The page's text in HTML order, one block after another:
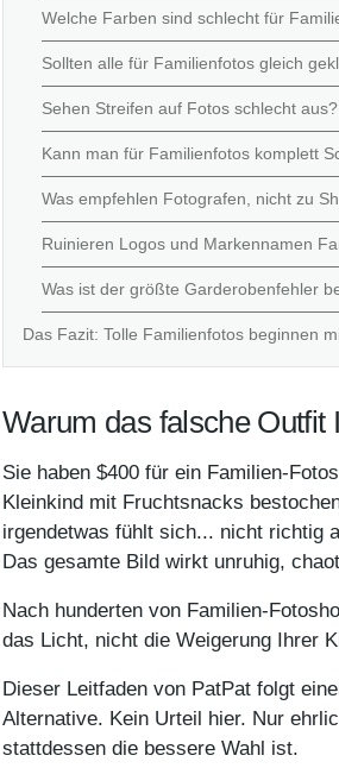
Welche Farben sind schlecht für
Sollten alle für Familienfotos gleich
Sehen Streifen auf Fotos schlecht aus?
Kann man für Familienfotos komplett
Was empfehlen Fotografen, nicht zu
Ruinieren Logos und Markennamen
Was ist der größte Garderobenfehler
Das Fazit: Tolle Familienfotos beginnen
Warum das falsche Outfit
Sie haben $400 für ein Familien-
Kleinkind mit Fruchtsnacks
irgendetwas fühlt sich... nicht richtig
Das gesamte Bild wirkt unruhig,
Nach hunderten von Familien-
das Licht, nicht die Weigerung Ihrer
Dieser Leitfaden von PatPat folgt
Alternative. Kein Urteil hier. Nur
stattdessen die bessere Wahl ist.